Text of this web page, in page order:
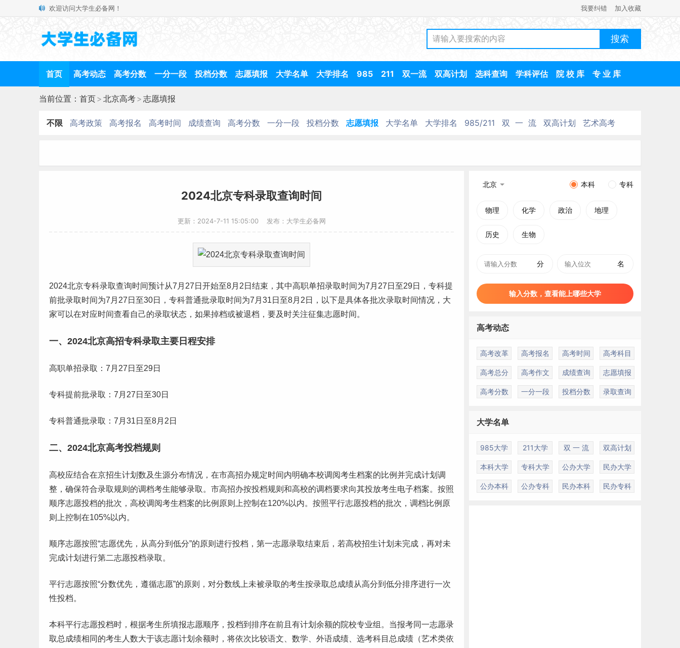
欢迎访问大学生必备网！ 我要纠错 加入收藏
首页 高考动态 高考分数 一分一段 投档分数 志愿填报 大学名单 大学排名 985 211 双一流 双高计划 选科查询 学科评估 院 校 库 专 业 库
当前位置： 首页> 北京高考> 志愿填报
不限 高考政策 高考报名 高考时间 成绩查询 高考分数 一分一段 投档分数 志愿填报 大学名单 大学排名 985/211 双 一 流 双高计划 艺术高考
2024北京专科录取查询时间
更新：2024-7-11 15:05:00 发布：大学生必备网
2024北京专科录取查询时间预计从7月27日开始至8月2日结束，其中高职单招录取时间为7月27日至29日，专科提
前批录取时间为7月27日至30日，专科普通批录取时间为7月31日至8月2日，以下是具体各批次录取时间情况，大
家可以在对应时间查看自己的录取状态，如果掉档或被退档，要及时关注征集志愿时间。
一、2024北京高招专科录取主要日程安排
高职单招录取：7月27日至29日
专科提前批录取：7月27日至30日
专科普通批录取：7月31日至8月2日
二、2024北京高考投档规则
高校应结合在京招生计划数及生源分布情况，在市高招办规定时间内明确本校调阅考生档案的比例并完成计划调
整，确保符合录取规则的调档考生能够录取。市高招办按投档规则和高校的调档要求向其投放考生电子档案。按照
顺序志愿投档的批次，高校调阅考生档案的比例原则上控制在120%以内。按照平行志愿投档的批次，调档比例原
则上控制在105%以内。
顺序志愿按照“志愿优先，从高分到低分”的原则进行投档，第一志愿录取结束后，若高校招生计划未完成，再对未
完成计划进行第二志愿投档录取。
平行志愿按照“分数优先，遵循志愿”的原则，对分数线 上未被录取的考生按录取总成绩从高分到低分排序进行一次
性投档。
本科平行志愿投档时，根据考生所填报志愿顺序，投档到排序在前且有计划余额的院校专业组。当报考同一志愿录
取总成绩相同的考生人数大于该志愿计划余额时，将依次比较语文、数学、外语成绩、选考科目总成绩（艺术类依
北京 本科 专科
物理 化学 政治 地理
历史 生物
分 名
输入分数，查看能上哪些大学
高考动态
高考改革 高考报名 高考时间 高考科目
高考总分 高考作文 成绩查询 志愿填报
高考分数 一分一段 投档分数 录取查询
大学名单
985大学 211大学 双 一 流 双高计划
本科大学 专科大学 公办大学 民办大学
公办本科 公办专科 民办本科 民办专科